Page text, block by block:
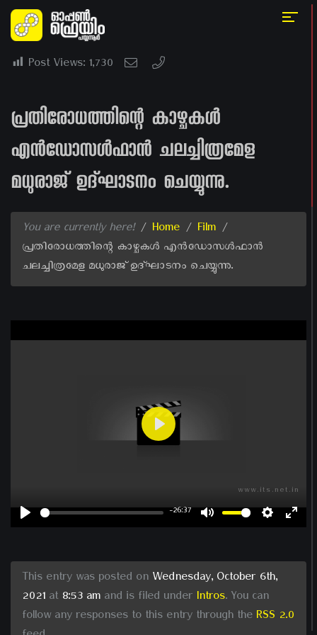
Post Views: 1,730
പ്രതിരോധത്തിന്റെ കാഴ്ചകൾ
എൻഡോസൾഫാൻ ചലച്ചിത്രമേള
മധുരാജ് ഉദ്ഘാടനം ചെയ്യുന്നു.
You are currently here! / Home / Film /
പ്രതിരോധത്തിന്റെ കാഴ്ചകൾ എൻഡോസൾഫാൻ
ചലച്ചിത്രമേള മധുരാജ് ഉദ്ഘാടനം ചെയ്യുന്നു.
Play
-26:37
Mute
Play
This entry was posted on Wednesday, October 6th,
2021 at 8:53 am and is filed under Intros. You can
follow any responses to this entry through the RSS 2.0